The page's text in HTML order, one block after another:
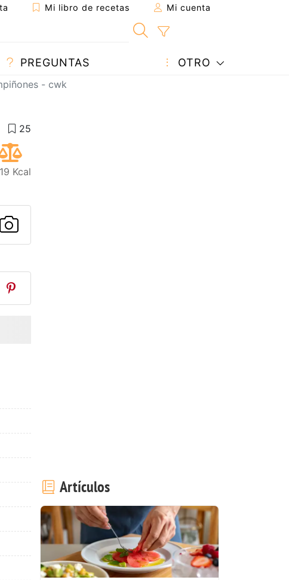
Mi libro de recetas Mi cuenta
PREGUNTAS OTRO
- cwk
Kcal
a un amigo
página
al autor
Publicar la foto de esta receta
Artículos